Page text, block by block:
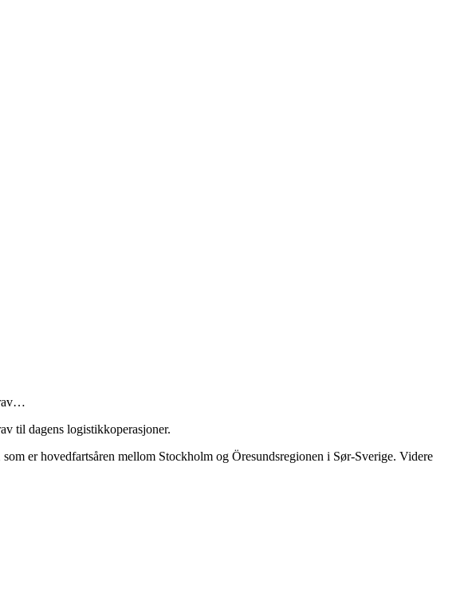
til dagens logistikkoperasjoner.
er hovedfartsåren mellom Stockholm og Öresundsregionen i Sør-Sverige. Videre